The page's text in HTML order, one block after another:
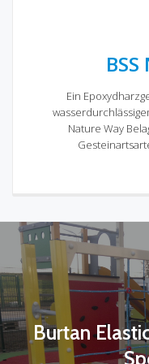
Ein
Nature Way
Burtan